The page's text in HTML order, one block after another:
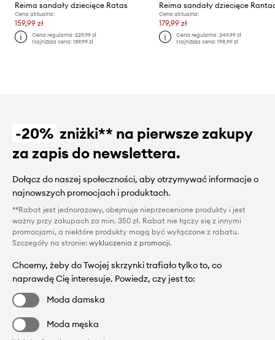
Reima sandały dziecięce Ratas
Cena aktualna:
159,99 zł
Cena regularna:229,99 zł
Najniższa cena:189,99 zł
Reima sandały dziecięce
Cena aktualna:
179,99 zł
Cena regularna: 249,99 zł
Najniższa cena: 198,99 zł
-20% zniżki** na pierwsze zakupy
za zapis do newslettera.
Dołącz do naszej społeczności, aby otrzymywać informacje o
najnowszych promocjach i produktach.
**Rabat jest jednorazowy, obejmuje nieprzecenione produkty i jest
ważny przy zakupach za min. 350 zł. Rabat nie łączy się z innymi
promocjami, a niektóre produkty mogą być wyłączone z rabatu.
Szczegóły na stronie: wykluczenia z promocji.
Chcemy, żeby do Twojej skrzynki trafiało tylko to, co
naprawdę Cię interesuje. Powiedz, czy jest to:
Moda damska
Moda męska